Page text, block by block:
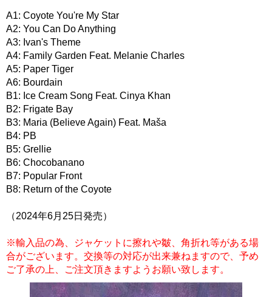
A1: Coyote You're My Star
A2: You Can Do Anything
A3: Ivan's Theme
A4: Family Garden Feat. Melanie Charles
A5: Paper Tiger
A6: Bourdain
B1: Ice Cream Song Feat. Cinya Khan
B2: Frigate Bay
B3: Maria (Believe Again) Feat. Maša
B4: PB
B5: Grellie
B6: Chocobanano
B7: Popular Front
B8: Return of the Coyote
（2024年6月25日発売）
※輸入品の為、ジャケットに擦れや皺、角折れ等がある場
合がございます。交換等の対応が出来兼ねますので、予め
ご了承の上、ご注文頂きますようお願い致します。